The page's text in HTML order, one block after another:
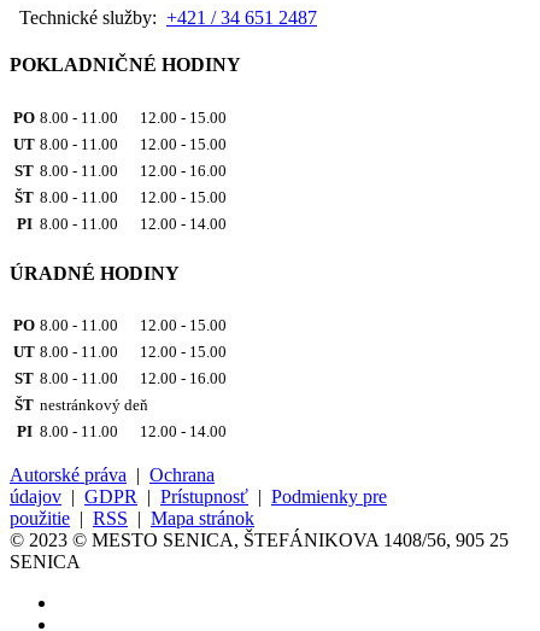
Technické služby: +421 / 34 651 2487
POKLADNIČNÉ HODINY
PO 8.00 - 11.00 12.00 - 15.00
UT 8.00 - 11.00 12.00 - 15.00
ST 8.00 - 11.00 12.00 - 16.00
ŠT 8.00 - 11.00 12.00 - 15.00
PI 8.00 - 11.00 12.00 - 14.00
ÚRADNÉ HODINY
PO 8.00 - 11.00 12.00 - 15.00
UT 8.00 - 11.00 12.00 - 15.00
ST 8.00 - 11.00 12.00 - 16.00
ŠT nestránkový deň
PI 8.00 - 11.00 12.00 - 14.00
Autorské práva | Ochrana
údajov | GDPR | Prístupnosť | Podmienky pre
použitie | RSS | Mapa stránok
© 2023 © MESTO SENICA, ŠTEFÁNIKOVA 1408/56, 905 25
SENICA